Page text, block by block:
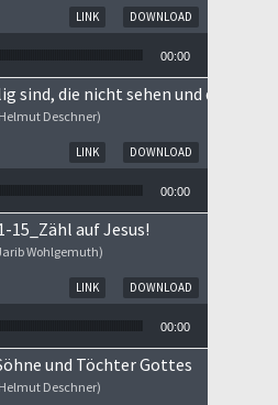
DOWNLOAD
LINK
00:00
sind, die nicht sehen und doch
Deschner)
DOWNLOAD
LINK
00:00
15_Zähl auf Jesus!
Wohlgemuth)
DOWNLOAD
LINK
00:00
und Töchter Gottes
Deschner)